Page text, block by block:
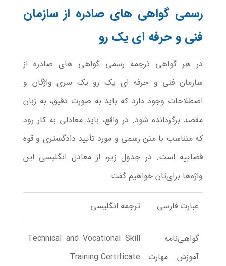
رسمی گواهی های صادره از سازمان
فنی و حرفه ای یک رو
در هر گواهی ترجمه رسمی گواهی های صادره از
سازمان فنی و حرفه ای یک رو یک سری واژگان و
اصطلاحات وجود دارد که باید به صورت دقیق، به زبان
مقصد برگردانده شود. در واقع، باید معادلی به کار رود
که متناسب با متن رسمی و مورد تأیید دادگستری و قوه
قضاییه است. در جدول زیر، از معادل انگلیسی این
واژه‌ها برای‌تان خواهیم گفت
عبارت فارسی ترجمه انگلیسی
گواهی‌نامه
آموزش مهارت
Technical and Vocational Skill
Training Certificate